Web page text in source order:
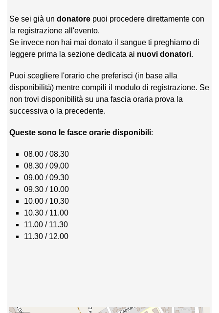
Se sei già undonatore puoi procedere direttamente con
la registrazione all'evento.
Se invece non hai mai donato il sangue ti preghiamo di
leggere prima la sezione dedicata ai nuovi donatori.
Puoi scegliere l'orario che preferisci (in base alla
disponibilità) mentre compili il modulo di registrazione. Se
non trovi disponibilità su una fascia oraria prova la
successiva o la precedente.
Queste sono le fasce orarie disponibili:
08.00 / 08.30
08.30 / 09.00
09.00 / 09.30
09.30 / 10.00
10.00 / 10.30
10.30 / 11.00
11.00 / 11.30
11.30 / 12.00